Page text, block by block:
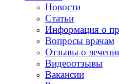
Новости
Статьи
Информация о
Вопросы врачам
Отзывы о
Видеоотзывы
Вакансии